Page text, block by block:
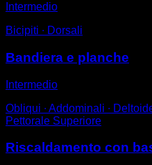
Intermedio
Bicipiti ∙ Dorsali
Bandiera e planche
Intermedio
Obliqui ∙ Addominali ∙
Pettorale Superiore
Riscaldamento con